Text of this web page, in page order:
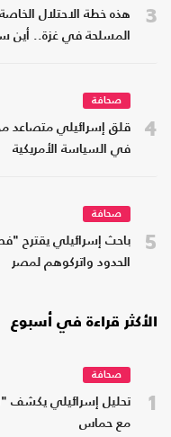
3
هذه خطة الاحتلال
المسلحة في غزة.. أين
4
صحافة
قلق إسرائيلي متصاعد من
في السياسة الأمريكية
5
صحافة
باحث إسرائيلي يقترح
الحدود واتركوهم لمصر
الأكثر قراءة في أسبوع
1
صحافة
تحليل إسرائيلي يكشف
مع حماس